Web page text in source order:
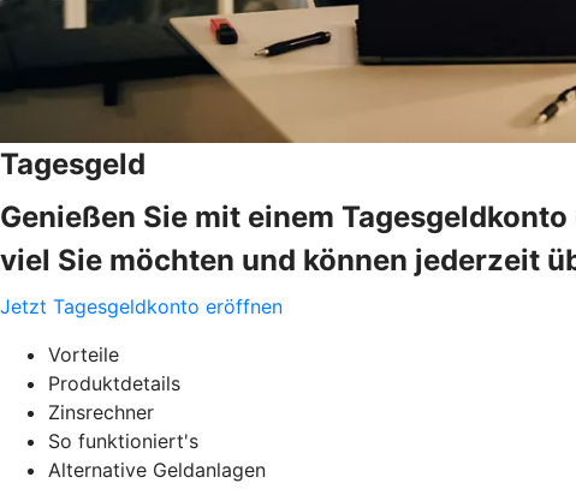
Tagesgeld
Genießen Sie mit einem
viel Sie möchten und können jederzeit
Jetzt Tagesgeldkonto eröffnen
Vorteile
Produktdetails
Zinsrechner
So funktioniert's
Alternative Geldanlagen